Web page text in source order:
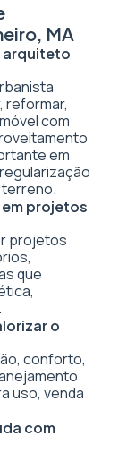
MA
arquiteto
reformar,
com
em
projetos
projetos
que
o
conforto,
uso, venda
com